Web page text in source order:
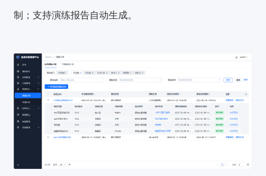
制；支持演练报告自动生成。